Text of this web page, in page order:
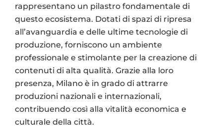
rappresentano un pilastro fondamentale di
questo ecosistema. Dotati di spazi di ripresa
all’avanguardia e delle ultime tecnologie di
produzione, forniscono un ambiente
professionale e stimolante per la creazione di
contenuti di alta qualità. Grazie alla loro
presenza, Milano è in grado di attrarre
produzioni nazionali e internazionali,
contribuendo così alla vitalità economica e
culturale della città.